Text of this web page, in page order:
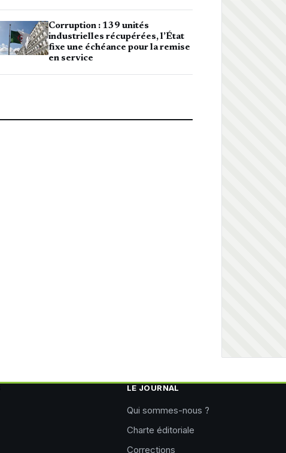
Corruption : 139 unités
industrielles récupérées, l’État
fixe une échéance pour la remise
en service
LE JOURNAL
Qui sommes-nous ?
Charte éditoriale
Corrections